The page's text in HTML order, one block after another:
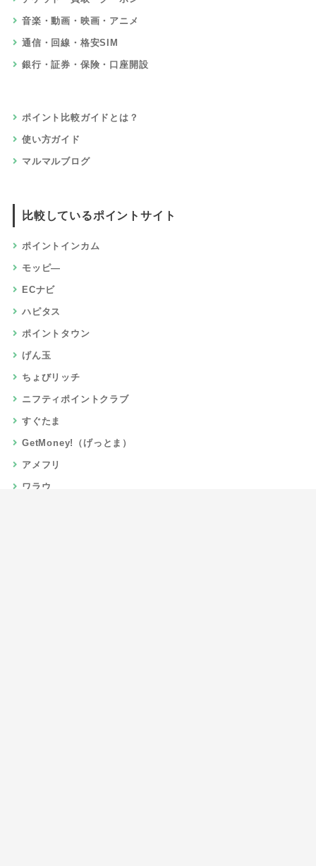
音楽・動画・映画・アニメ
通信・回線・格安SIM
銀行・証券・保険・口座開設
ポイント比較ガイドとは？
使い方ガイド
マルマルブログ
比較しているポイントサイト
ポイントインカム
モッピ―
ECナビ
ハピタス
ポイントタウン
げん玉
ちょびリッチ
ニフティポイントクラブ
すぐたま
GetMoney!（げっとま）
アメフリ
ワラウ